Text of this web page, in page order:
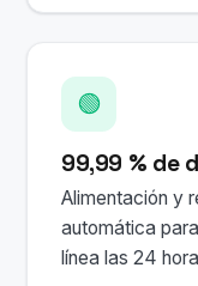
🟢
99,99 % de
Alimentación y
automática
línea las 24